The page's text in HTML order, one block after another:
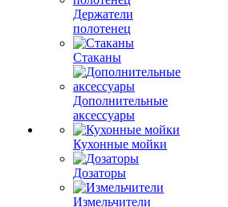
Держатели
полотенец
Стаканы
Дополнительные
аксессуары
Кухонные мойки
Дозаторы
Измельчители